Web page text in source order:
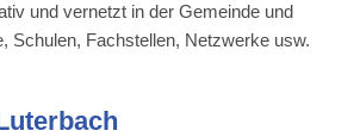
und vernetzt in der Gemeinde und
Schulen, Fachstellen, Netzwerke usw.